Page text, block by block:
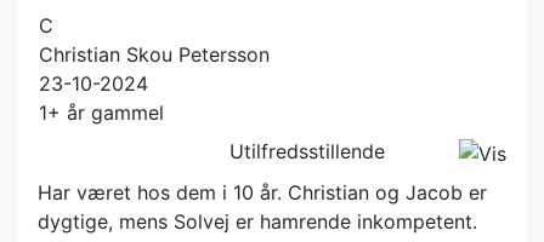
C
Christian Skou Petersson
23-10-2024
1+ år gammel
Utilfredsstillende
Har været hos dem i 10 år. Christian og Jacob er
dygtige, mens Solvej er hamrende inkompetent.